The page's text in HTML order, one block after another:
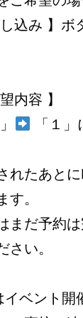
込み 】ボ
内容 】
「１」
れたあと
す。
まだ予約
さい。
ベント開